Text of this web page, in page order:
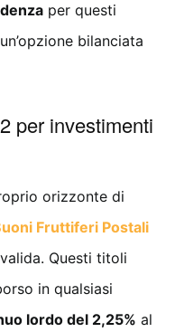
per questi
bilanciata
per investimenti
orizzonte di
Fruttiferi Postali
Questi titoli
in qualsiasi
lordo del 2,25% al